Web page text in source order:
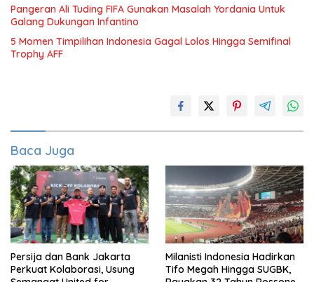
Pangeran Ali Tuding FIFA Gunakan Masalah Yordania Untuk
Galang Dukungan Infantino
5 Momen Timpilihan Indonesia Gagal Lolos Hingga Semifinal
Trophy AFF
Baca Juga
Persija dan Bank Jakarta
Perkuat Kolaborasi, Usung
Milanisti Indonesia Hadirkan
Tifo Megah Hingga SUGBK,